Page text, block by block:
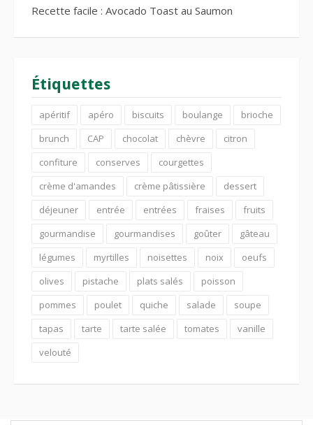
Recette facile : Avocado Toast au Saumon
Étiquettes
apéritif apéro biscuits boulange
brioche
brunch
CAP chocolat chèvre
citron
confiture
conserves
courgettes
crème d'amandes
crème pâtissière
dessert
déjeuner
entrée entrées fraises
fruits
gourmandise
gourmandises goûter
gâteau
légumes
myrtilles noisettes noix
oeufs
olives
pistache plats salés
poisson
pommes
poulet quiche salade
soupe
tapas
tarte tarte salée tomates
vanille
velouté